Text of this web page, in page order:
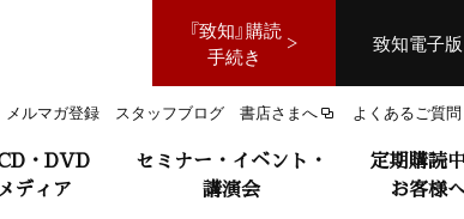
『致知』購読
手続き
致知電子版
メルマガ登録 スタッフブログ 書店さまへ よくあるご質問
・DVD
ディア
セミナー・イベント・
講演会
定期購読
お客様